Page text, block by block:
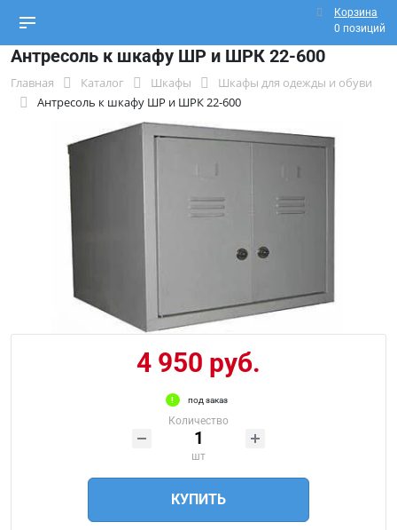
Корзина
0 позиций
Антресоль к шкафу ШР и ШРК 22-600
Главная Каталог Шкафы
Шкафы для одежды и обуви
Антресоль к шкафу ШР и ШРК 22-600
4 950 руб.
под заказ
Количество
шт
КУПИТЬ